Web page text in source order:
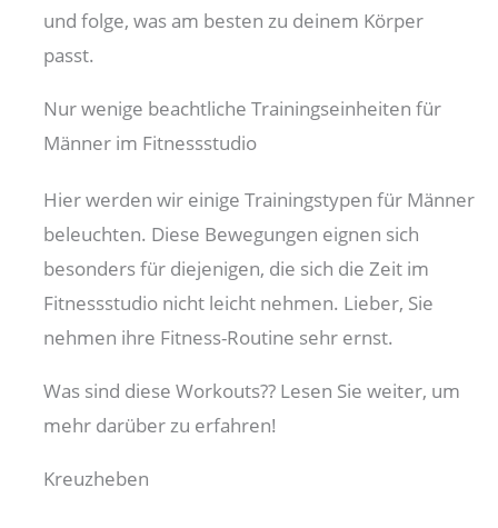
und folge, was am besten zu deinem Körper
passt.
Nur wenige beachtliche Trainingseinheiten für
Männer im Fitnessstudio
Hier werden wir einige Trainingstypen für Männer
beleuchten. Diese Bewegungen eignen sich
besonders für diejenigen, die sich die Zeit im
Fitnessstudio nicht leicht nehmen. Lieber, Sie
nehmen ihre Fitness-Routine sehr ernst.
Was sind diese Workouts?? Lesen Sie weiter, um
mehr darüber zu erfahren!
Kreuzheben